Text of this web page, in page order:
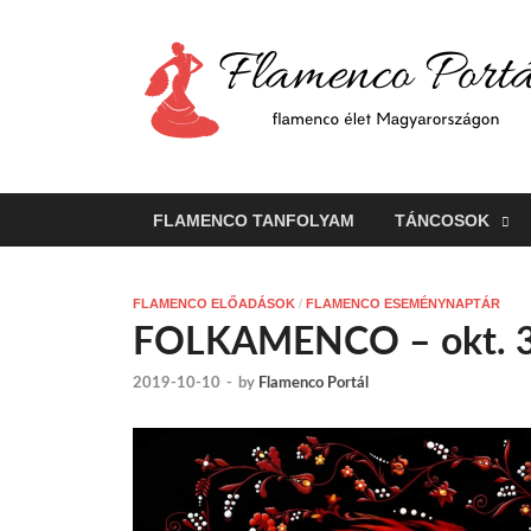
FLAMENCO TANFOLYAM TÁNCOSOK
FLAMENCO ELŐADÁSOK / FLAMENCO ESEMÉNYNAPTÁR
FOLKAMENCO – okt.
2019-10-10 - by Flamenco Portál